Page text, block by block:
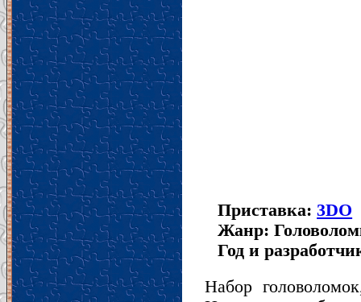
Приставка:3DO
Жанр:
Год и
Набор